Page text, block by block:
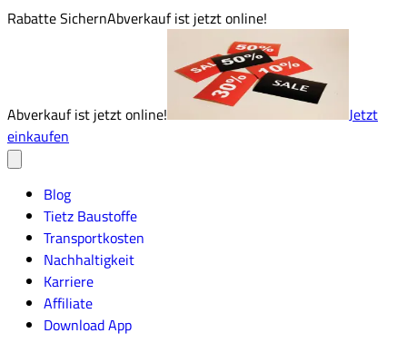
Rabatte SichernAbverkauf ist jetzt online!
Abverkauf ist jetzt online!
Jetzt
einkaufen
Blog
Tietz Baustoffe
Transportkosten
Nachhaltigkeit
Karriere
Affiliate
Download App